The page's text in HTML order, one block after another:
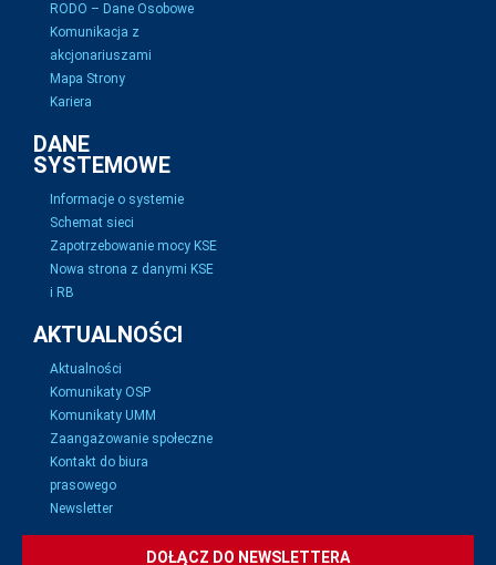
RODO – Dane Osobowe
Komunikacja z
akcjonariuszami
Mapa Strony
Kariera
DANE
SYSTEMOWE
Informacje o systemie
Schemat sieci
Zapotrzebowanie mocy KSE
Nowa strona z danymi KSE
i RB
AKTUALNOŚCI
Aktualności
Komunikaty OSP
Komunikaty UMM
Zaangażowanie społeczne
Kontakt do biura
prasowego
Newsletter
DOŁĄCZ DO NEWSLETTERA